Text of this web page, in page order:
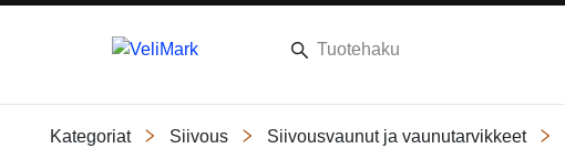
Kategoriat Siivous Siivousvaunut ja vaunutarvikkeet